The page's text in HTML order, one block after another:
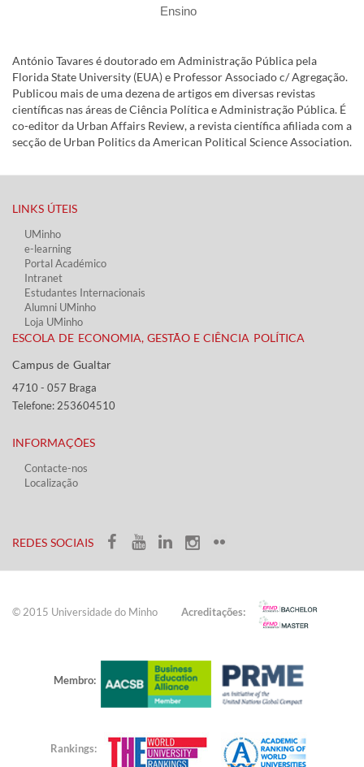
Ensino
António Tavares é doutorado em Administração Pública pela
Florida State University (EUA) e Professor Associado c/ Agregação.
Publicou mais de uma dezena de artigos em diversas revistas
científicas nas áreas de Ciência Política e Administração Pública. É
co-editor da Urban Affairs Review, a revista científica afiliada com a
secção de Urban Politics da American Political Science Association.
LINKS ÚTEIS​
UMinho
e-learning
Portal Académico
Intranet
Estudantes Inter​​nacionais
Alumni UMinho
Loja UMinho
ESCOLA DE ECONOMIA, GESTÃO E CIÊNCIA POLÍTICA
Campus de Gualtar ​​
4710 - ​057 Braga
Telefone: 253604510​​
INFORMAÇÕES
Contacte-nos
Localização
​REDES SOCIAIS​​
© 2015 Universidade do ​Minho​​​ Acreditações:
Membro:
Rankings: